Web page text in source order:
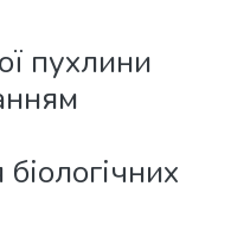
пухлини